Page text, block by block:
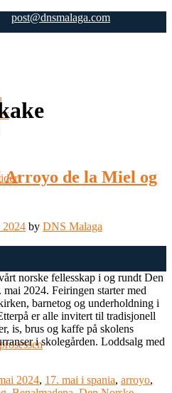
post@dnsmalaga.com
de la Miel og
by DNS Malaga
norske fellesskap i og rundt Den
2024. Feiringen starter med
barnetog og underholdning i
er alle invitert til tradisjonell
is, brus og kaffe på skolens
i skolegården. Loddsalg med
2024, 17. mai i spania, arroyo,